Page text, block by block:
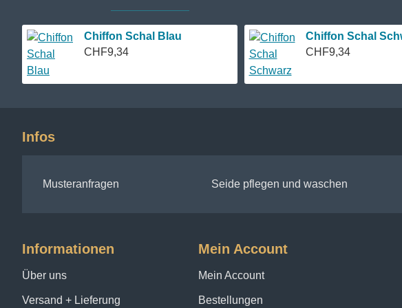
Chiffon Schal Blau
CHF9,34
Chiffon Schal
CHF9,34
Infos
Musteranfragen Seide pflegen und waschen
Informationen
Über uns
Versand + Lieferung
Mein Account
Mein Account
Bestellungen